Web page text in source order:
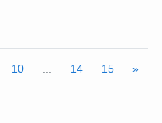
10 14 15 »